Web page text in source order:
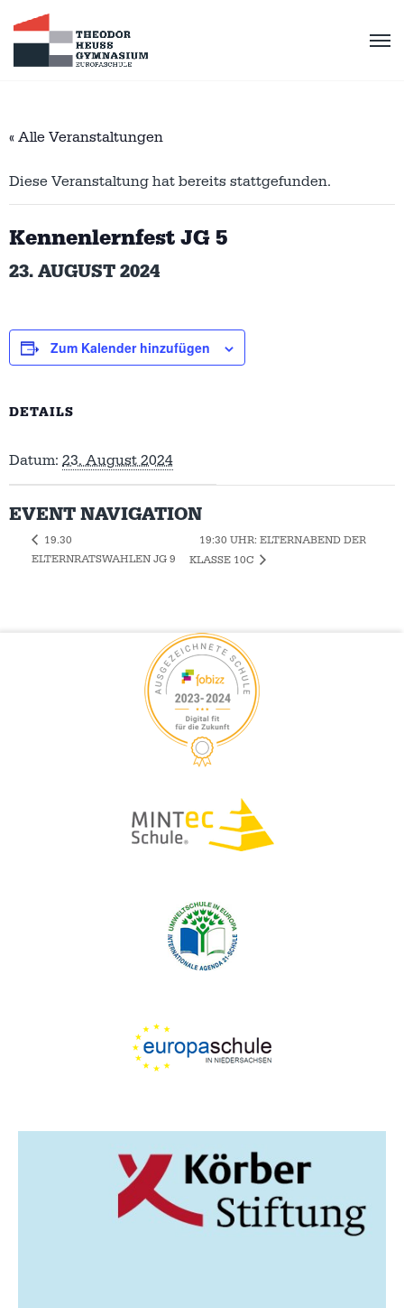
« Alle Veranstaltungen
Diese Veranstaltung hat bereits stattgefunden.
Kennenlernfest JG 5
23. AUGUST 2024
Zum Kalender hinzufügen
DETAILS
Datum: 23. August 2024
EVENT NAVIGATION
19.30
ELTERNRATSWAHLEN JG 9
19:30 UHR: ELTERNABEND DER
KLASSE 10C